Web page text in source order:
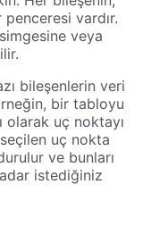
vardır.
veya
bileşenlerin veri
bir tabloyu
uç noktayı
uç nokta
ve bunları
istediğiniz